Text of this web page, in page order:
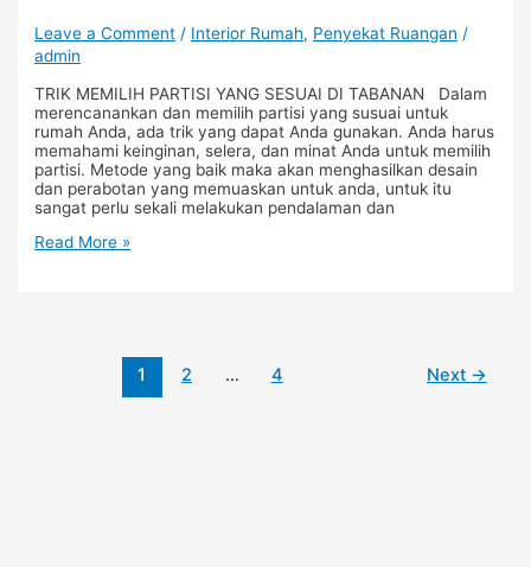
Leave a Comment / Interior Rumah, Penyekat Ruangan /
admin
TRIK MEMILIH PARTISI YANG SESUAI DI TABANAN Dalam
merencanankan dan memilih partisi yang susuai untuk
rumah Anda, ada trik yang dapat Anda gunakan. Anda harus
memahami keinginan, selera, dan minat Anda untuk memilih
partisi. Metode yang baik maka akan menghasilkan desain
dan perabotan yang memuaskan untuk anda, untuk itu
sangat perlu sekali melakukan pendalaman dan
Read More »
1 2 … 4 Next →